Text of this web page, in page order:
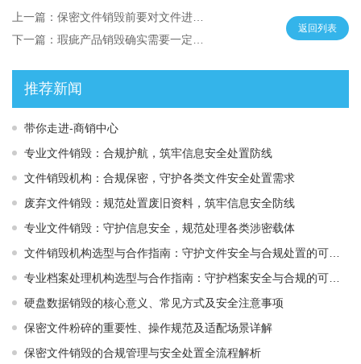
返回列表
推荐新闻
带你走进-商销中心
专业文件销毁：合规护航，筑牢信息安全处置防线
文件销毁机构：合规保密，守护各类文件安全处置需求
废弃文件销毁：规范处置废旧资料，筑牢信息安全防线
专业文件销毁：守护信息安全，规范处理各类涉密载体
文件销毁机构选型与合作指南：守护文件安全与合规处置的可靠选择
专业档案处理机构选型与合作指南：守护档案安全与合规的可靠伙伴
硬盘数据销毁的核心意义、常见方式及安全注意事项
保密文件粉碎的重要性、操作规范及适配场景详解
保密文件销毁的合规管理与安全处置全流程解析